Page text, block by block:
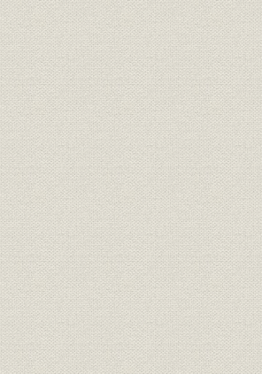
よる製造実験(第1回中間実験炉による実験、第2回
による実験)
式
繰り返す日々
2号炉(電気式)
・ガス併用式)
ガス併用式)
ガス・硫黄噴霧式)
)
)
炉材選択